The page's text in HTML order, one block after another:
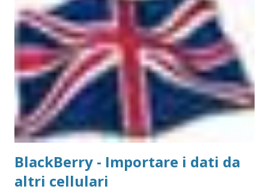
gestisce in modo più semplice. Purtroppo sul Mac non è
possibile (allo stato attuale) collegare print server di tipo
TP-Link, ovvero replicatori di porta USB su Lan, in quanto
non esiste un driver adatto. Detto questo, consideriamo la
stampante che vogliamo collegare al Mac. Il caso che
abbiamo usato nei precedenti post,...
BlackBerry - Importare i dati da
altri cellulari